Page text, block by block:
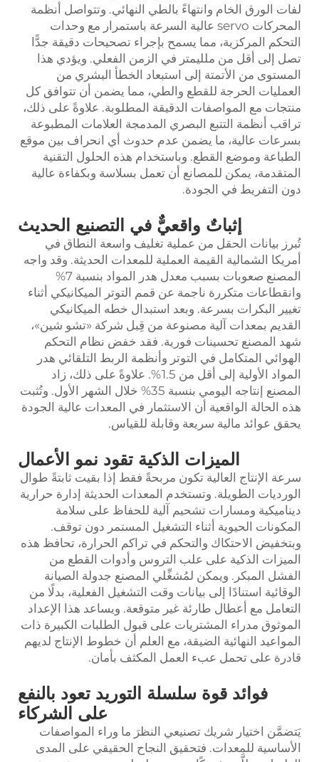
لفات الورق الخام وانتهاءً بالطي النهائي. وتتواصل أنظمة
المحركات servo عالية السرعة باستمرار مع وحدات
التحكم المركزية، مما يسمح بإجراء تصحيحات دقيقة جدًّا
تصل إلى أقل من ملليمتر في الزمن الفعلي. ويؤدي هذا
المستوى من الأتمتة إلى استبعاد الخطأ البشري من
العمليات الحرجة للقطع والطي، مما يضمن أن تتوافق كل
منتجات مع المواصفات الدقيقة المطلوبة. علاوةً على ذلك،
تراقب أنظمة التتبع البصري المدمجة العلامات المطبوعة
بسرعات عالية، ما يضمن عدم حدوث أي انحراف بين موقع
الطباعة وموضع القطع. وباستخدام هذه الحلول التقنية
المتقدمة، يمكن للمصانع أن تعمل بسلاسة وبكفاءة عالية
دون التفريط في الجودة.
إثباتٌ واقعيٌّ في التصنيع الحديث
تُبرز بيانات الحقل من عملية تغليف واسعة النطاق في
أمريكا الشمالية القيمة العملية للمعدات الحديثة. وقد واجه
المصنع صعوبات بسبب معدل هدر المواد بنسبة 7%
وانقطاعات متكررة ناجمة عن قمم التوتر الميكانيكي أثناء
تغيير البكرات بسرعة. وبعد استبدال خطه الميكانيكي
القديم بمعدات آلية مصنوعة من قِبل شركة «تشو شين»،
شهد المصنع تحسينات فورية. فقد خفض نظام التحكم
الهوائي المتكامل في التوتر وأنظمة الربط التلقائي هدر
المواد الأولية إلى أقل من 1.5%. علاوةً على ذلك، زاد
المصنع إنتاجه اليومي بنسبة 35% خلال الشهر الأول. وتُثبت
هذه الحالة الواقعية أن الاستثمار في المعدات عالية الجودة
يحقق عوائد مالية سريعة وقابلة للقياس.
الميزات الذكية تقود نمو الأعمال
سرعة الإنتاج العالية تكون مربحةً فقط إذا بقيت ثابتةً طوال
الورديات الطويلة. وتستخدم المعدات الحديثة إدارة حرارية
ديناميكية ومسارات تشحيم آلية للحفاظ على سلامة
المكونات الحيوية أثناء التشغيل المستمر دون توقف.
وبتخفيض الاحتكاك والتحكم في تراكم الحرارة، تحافظ هذه
الميزات الذكية على علب التروس وأدوات القطع من
الفشل المبكر. ويمكن لمُشغِّلي المصنع جدولة الصيانة
الوقائية استنادًا إلى بيانات وقت التشغيل الفعلية، بدلًا من
التعامل مع أعطال طارئة غير متوقعة. ويساعد هذا الإعداد
الموثوق مدراء المشتريات على قبول الطلبات الكبيرة ذات
المواعيد النهائية الضيقة، مع العلم أن خطوط الإنتاج لديهم
قادرة على تحمل عبء العمل المكثف بأمان.
فوائد قوة سلسلة التوريد تعود بالنفع
على الشركاء
يَتضمَّن اختيار شريك تصنيعي النظرَ ما وراء المواصفات
الأساسية للمعدات. فتحقيق النجاح الحقيقي على المدى